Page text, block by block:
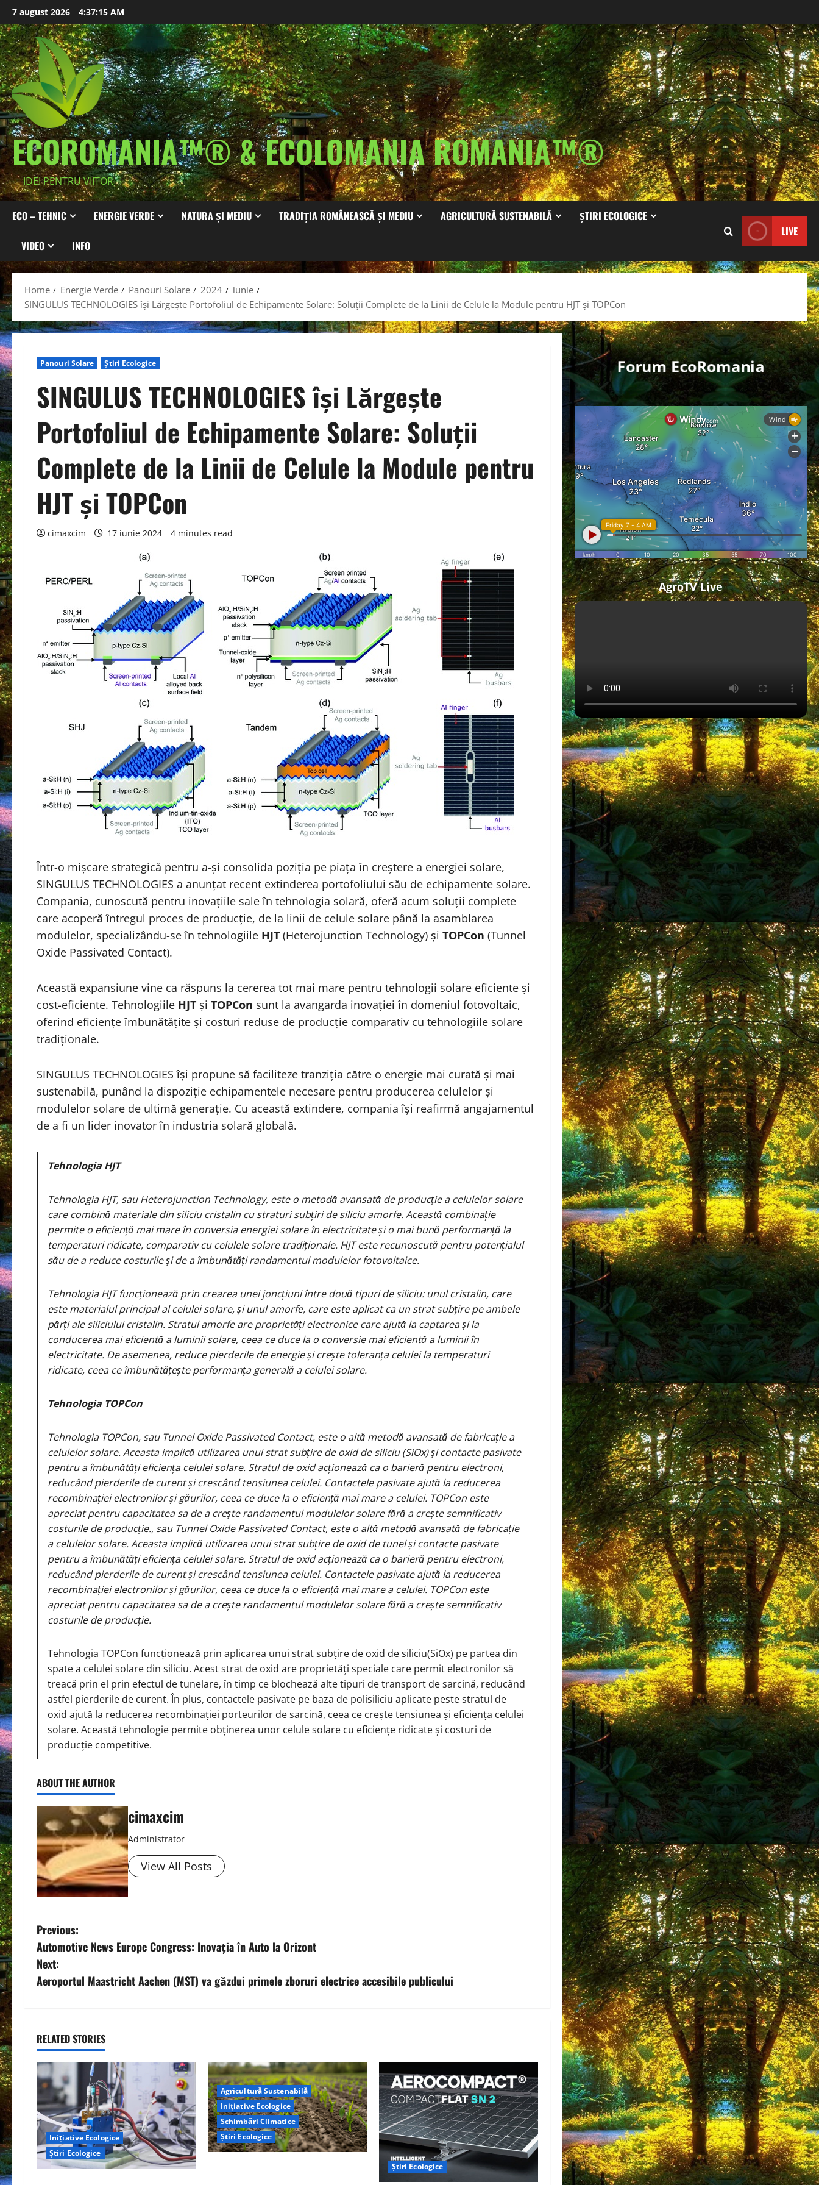
Skip
to
content
7 august 2026 4:37:17 AM
ECOROMANIA™® & ECOLOMANIA ROMANIA™®
-= IDEI PENTRU VIITOR =-
ECO – TEHNIC ENERGIE VERDE NATURA ȘI MEDIU TRADIȚIA ROMÂNEASCĂ ȘI MEDIU AGRICULTURĂ SUSTENABILĂ ȘTIRI ECOLOGICE
VIDEO INFO
LIVE
Home Energie Verde Panouri Solare 2024
iunie
SINGULUS TECHNOLOGIES își Lărgește Portofoliul de Echipamente Solare: Soluții Complete de la Linii de Celule la Module pentru HJT și TOPCon
Panouri Solare Știri Ecologice
SINGULUS TECHNOLOGIES își Lărgește
Portofoliul de Echipamente Solare: Soluții
Complete de la Linii de Celule la Module pentru
HJT și TOPCon
cimaxcim 17 iunie 2024 4 minutes read
Într-o mișcare strategică pentru a-și consolida poziția pe piața în creștere a energiei solare,
SINGULUS TECHNOLOGIES a anunțat recent extinderea portofoliului său de echipamente solare.
Compania, cunoscută pentru inovațiile sale în tehnologia solară, oferă acum soluții complete
care acoperă întregul proces de producție, de la linii de celule solare până la asamblarea
modulelor, specializându-se în tehnologiile HJT (Heterojunction Technology) și TOPCon (Tunnel
Oxide Passivated Contact).
Această expansiune vine ca răspuns la cererea tot mai mare pentru tehnologii solare eficiente și
cost-eficiente. Tehnologiile HJT și TOPCon sunt la avangarda inovației în domeniul fotovoltaic,
oferind eficiențe îmbunătățite și costuri reduse de producție comparativ cu tehnologiile solare
tradiționale.
SINGULUS TECHNOLOGIES își propune să faciliteze tranziția către o energie mai curată și mai
sustenabilă, punând la dispoziție echipamentele necesare pentru producerea celulelor și
modulelor solare de ultimă generație. Cu această extindere, compania își reafirmă angajamentul
de a fi un lider inovator în industria solară globală.
Tehnologia HJT
Tehnologia HJT, sau Heterojunction Technology, este o metodă avansată de producție a celulelor solare
care combină materiale din siliciu cristalin cu straturi subțiri de siliciu amorfe. Această combinație
permite o eficiență mai mare în conversia energiei solare în electricitate și o mai bună performanță la
temperaturi ridicate, comparativ cu celulele solare tradiționale. HJT este recunoscută pentru potențialul
său de a reduce costurile și de a îmbunătăți randamentul modulelor fotovoltaice.
Tehnologia HJT funcționează prin crearea unei joncțiuni între două tipuri de siliciu: unul cristalin, care
este materialul principal al celulei solare, și unul amorfe, care este aplicat ca un strat subțire pe ambele
părți ale siliciului cristalin. Stratul amorfe are proprietăți electronice care ajută la captarea și la
conducerea mai eficientă a luminii solare, ceea ce duce la o conversie mai eficientă a luminii în
electricitate. De asemenea, reduce pierderile de energie și crește toleranța celulei la temperaturi
ridicate, ceea ce îmbunătățește performanța generală a celulei solare.
Tehnologia TOPCon
Tehnologia TOPCon, sau Tunnel Oxide Passivated Contact, este o altă metodă avansată de fabricație a
celulelor solare. Aceasta implică utilizarea unui strat subțire de oxid de siliciu (SiOx) și contacte pasivate
pentru a îmbunătăți eficiența celulei solare. Stratul de oxid acționează ca o barieră pentru electroni,
reducând pierderile de curent și crescând tensiunea celulei. Contactele pasivate ajută la reducerea
recombinației electronilor și găurilor, ceea ce duce la o eficiență mai mare a celulei. TOPCon este
apreciat pentru capacitatea sa de a crește randamentul modulelor solare fără a crește semnificativ
costurile de producție., sau Tunnel Oxide Passivated Contact, este o altă metodă avansată de fabricație
a celulelor solare. Aceasta implică utilizarea unui strat subțire de oxid de tunel și contacte pasivate
pentru a îmbunătăți eficiența celulei solare. Stratul de oxid acționează ca o barieră pentru electroni,
reducând pierderile de curent și crescând tensiunea celulei. Contactele pasivate ajută la reducerea
recombinației electronilor și găurilor, ceea ce duce la o eficiență mai mare a celulei. TOPCon este
apreciat pentru capacitatea sa de a crește randamentul modulelor solare fără a crește semnificativ
costurile de producție.
Tehnologia TOPCon funcționează prin aplicarea unui strat subțire de oxid de siliciu(SiOx) pe partea din
spate a celulei solare din siliciu. Acest strat de oxid are proprietăți speciale care permit electronilor să
treacă prin el prin efectul de tunelare, în timp ce blochează alte tipuri de transport de sarcină, reducând
astfel pierderile de curent. În plus, contactele pasivate pe baza de polisiliciu aplicate peste stratul de
oxid ajută la reducerea recombinației porteurilor de sarcină, ceea ce crește tensiunea și eficiența celulei
solare. Această tehnologie permite obținerea unor celule solare cu eficiențe ridicate și costuri de
producție competitive.
ABOUT THE AUTHOR
cimaxcim
Administrator
View All Posts
P
o
s
n
a
v
i
g
a
Previous:
Automotive News Europe Congress: Inovația în Auto la Orizont
Next:
Aeroportul Maastricht Aachen (MST) va găzdui primele zboruri electrice accesibile publicului
RELATED STORIES
Inițiative Ecologice
Știri Ecologice
Agricultură Sustenabilă
Inițiative Ecologice
Schimbări Climatice
Știri Ecologice
Știri Ecologice
Forum EcoRomania
AgroTV Live